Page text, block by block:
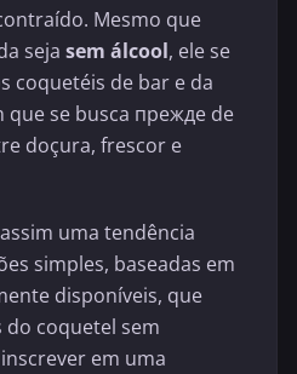
Mesmo que
seja sem álcool, ele se
coquetéis de bar e da
que se busca прежде de
doçura, frescor e
uma tendência
simples, baseadas em
disponíveis, que
coquetel sem
em uma